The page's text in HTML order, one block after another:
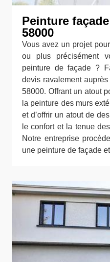
Peinture
58000
Vous avez un projet
ou plus précisément
peinture de façade ?
devis ravalement
58000. Offrant un atout
la peinture des murs
et d’offrir un atout de
le confort et la tenue
Notre entreprise
une peinture de façade